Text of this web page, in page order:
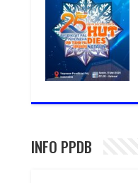
INFO PPDB